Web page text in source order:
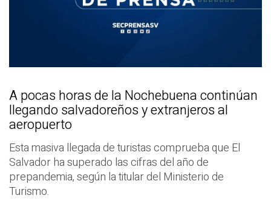
A pocas horas de la Nochebuena continúan
llegando salvadoreños y extranjeros al
aeropuerto
Esta masiva llegada de turistas comprueba que El
Salvador ha superado las cifras del año de
prepandemia, según la titular del Ministerio de
Turismo.